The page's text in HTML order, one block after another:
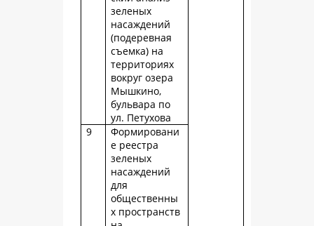
зеленых
насаждений
(подеревная
съемка) на
территориях
вокруг озера
Мышкино,
бульвара по
ул. Петухова
9
Формировани
е реестра
зеленых
насаждений
для
общественны
х пространств